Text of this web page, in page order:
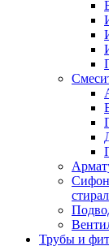
Трубы и